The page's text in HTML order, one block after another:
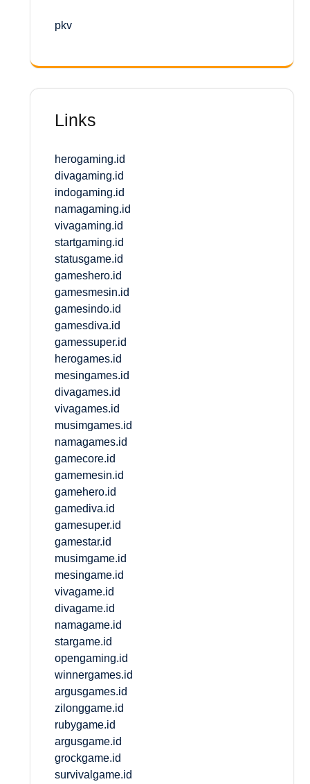
pkv
Links
herogaming.id
divagaming.id
indogaming.id
namagaming.id
vivagaming.id
startgaming.id
statusgame.id
gameshero.id
gamesmesin.id
gamesindo.id
gamesdiva.id
gamessuper.id
herogames.id
mesingames.id
divagames.id
vivagames.id
musimgames.id
namagames.id
gamecore.id
gamemesin.id
gamehero.id
gamediva.id
gamesuper.id
gamestar.id
musimgame.id
mesingame.id
vivagame.id
divagame.id
namagame.id
stargame.id
opengaming.id
winnergames.id
argusgames.id
zilonggame.id
rubygame.id
argusgame.id
grockgame.id
survivalgame.id